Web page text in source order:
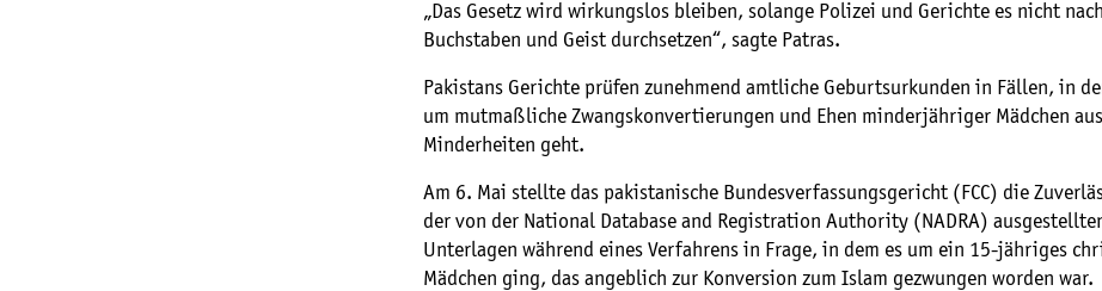
„Das Gesetz wird wirkungslos bleiben, solange Polizei und Gerichte es nicht nach
Buchstaben und Geist durchsetzen“, sagte Patras.
Pakistans Gerichte prüfen zunehmend amtliche Geburtsurkunden in Fällen, in
um mutmaßliche Zwangskonvertierungen und Ehen minderjähriger Mädchen aus
Minderheiten geht.
Am 6. Mai stellte das pakistanische Bundesverfassungsgericht (FCC) die
der von der National Database and Registration Authority (NADRA)
Unterlagen während eines Verfahrens in Frage, in dem es um ein 15-jähriges
Mädchen ging, das angeblich zur Konversion zum Islam gezwungen worden war.